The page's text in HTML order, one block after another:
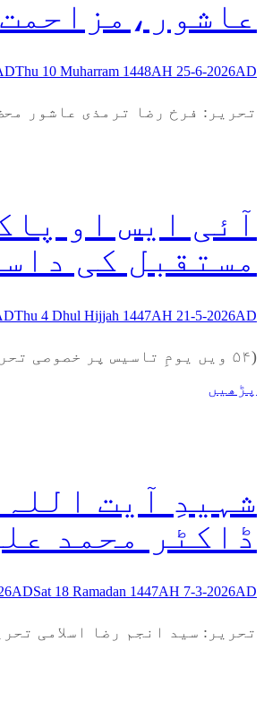
Thu 10 Muharram 1448AH 25-6-2026AD
تحریر: فرخ رضا ترمذی عاشور
آئی ایس او
مستقبل کی
Thu 4 Dhul Hijjah 1447AH 21-5-2026AD
(۵۴ ویں یومِ تاسیس پر خصوصی تحریر) تحریر: سید انجم رضا امامیہ اسٹوڈنٹس آرگنائزیشن پاکستان (آئی ایس او) کا ۵۴ واں یومِ تاسیس محض ایک
پڑھیں
شہیدِ آیت
ڈاکٹر محمد
Sat 18 Ramadan 1447AH 7-3-2026AD
تحریر: سید انجم رضا اسلامی